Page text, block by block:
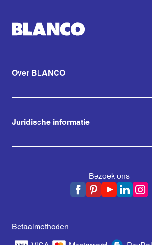
Over BLANCO
Juridische informatie
Bezoek ons
Betaalmethoden